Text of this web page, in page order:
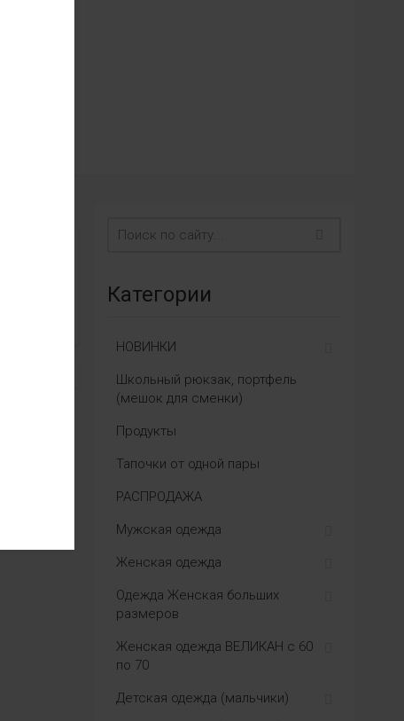
Категории
НОВИНКИ
Школьный рюкзак, портфель
(мешок для сменки)
Продукты
Тапочки от одной пары
РАСПРОДАЖА
Мужская одежда
Женская одежда
Одежда Женская больших
размеров
Женская одежда ВЕЛИКАН с 60
по 70
Детская одежда (мальчики)